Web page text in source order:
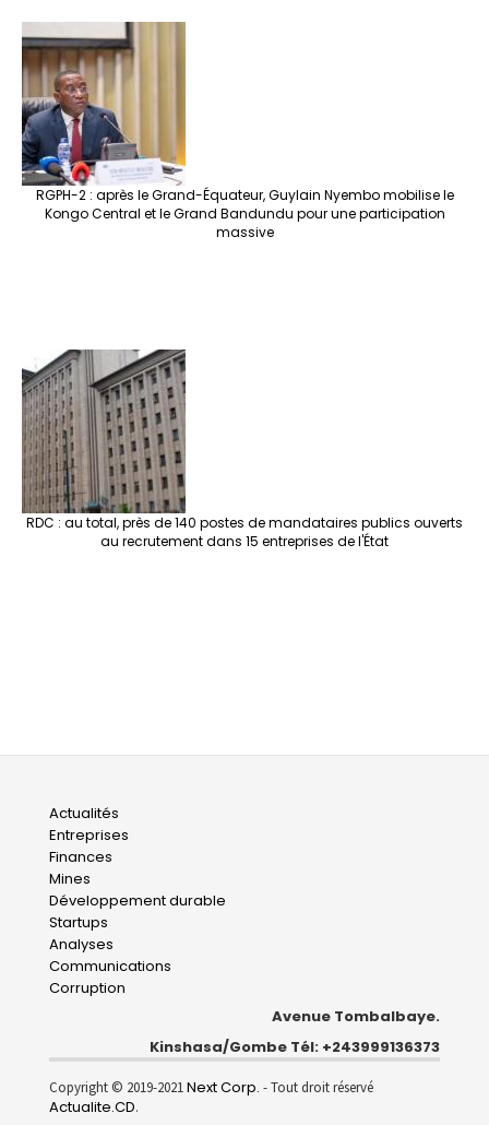
RGPH-2 : après le Grand-Équateur, Guylain Nyembo mobilise le
Kongo Central et le Grand Bandundu pour une participation
massive
RDC : au total, près de 140 postes de mandataires publics ouverts
au recrutement dans 15 entreprises de l'État
Main
navigation
Actualités
Entreprises
Finances
Mines
Développement durable
Startups
Analyses
Communications
Corruption
Avenue Tombalbaye.
Kinshasa/Gombe Tél: +243999136373
Copyright © 2019-2021Next Corp. - Tout droit réservé
Actualite.CD.